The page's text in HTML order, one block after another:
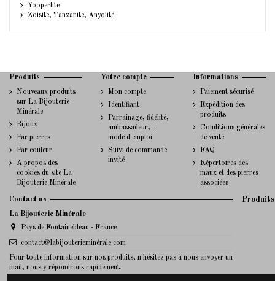
Yooperlite
Zoisite, Tanzanite, Anyolite
Produits
Nouveaux produits
sur La Bijouterie
Minérale
Bijoux
Par pierres
Par couleur
A propos des
cookies du site La
Bijouterie Minérale
Votre compte
Mon compte
Identifiant
Parrainage, fidélité,
ambassadeur, ...
mode d'emploi
Suivi de commande
invité
Informations
Paiement sécurisé
Expédition des
produits
Conditions générales
de vente
FAQ
Répertoires des
maux et des pierres
associées
Contact us
La Bijouterie Minérale
Pays de Fontainebleau - France
contact@labijouterieminérale.com
Pour toute information sur nos produits, n'hésitez pas à nous envoyer un
mail, nous y répondrons rapidement.
Produits